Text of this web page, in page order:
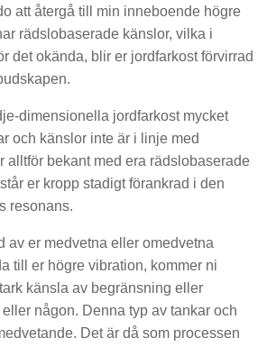
att återgå till min inneboende högre
rädslobaserade känslor, vilka i
det okända, blir er jordfarkost förvirrad
dimensionella jordfarkost mycket
och känslor inte är i linje med
alltför bekant med era rädslobaserade
er kropp stadigt förankrad i den
resonans.
av er medvetna eller omedvetna
till er högre vibration, kommer ni
känsla av begränsning eller
någon. Denna typ av tankar och
Det är då som processen